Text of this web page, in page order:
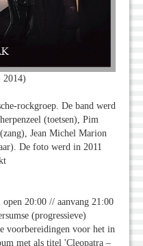
2014)
rockgroep. De band werd
(toetsen), Pim
Jean Michel Marion
De foto werd in 2011
20:00 // aanvang 21:00
(progressieve)
voorbereidingen voor het in
met als titel 'Cleopatra –